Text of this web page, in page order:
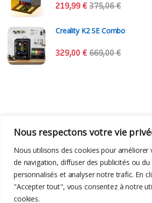
Nous respectons votre vie
Nous utilisons des cookies pour améliorer
de navigation, diffuser des publicités ou
personnalisés et analyser notre trafic. En
"Accepter tout", vous consentez à notre
cookies.
219,99€ 375,06€
Creality K2 SE Combo
329,00€ 669,00€
Liens utiles